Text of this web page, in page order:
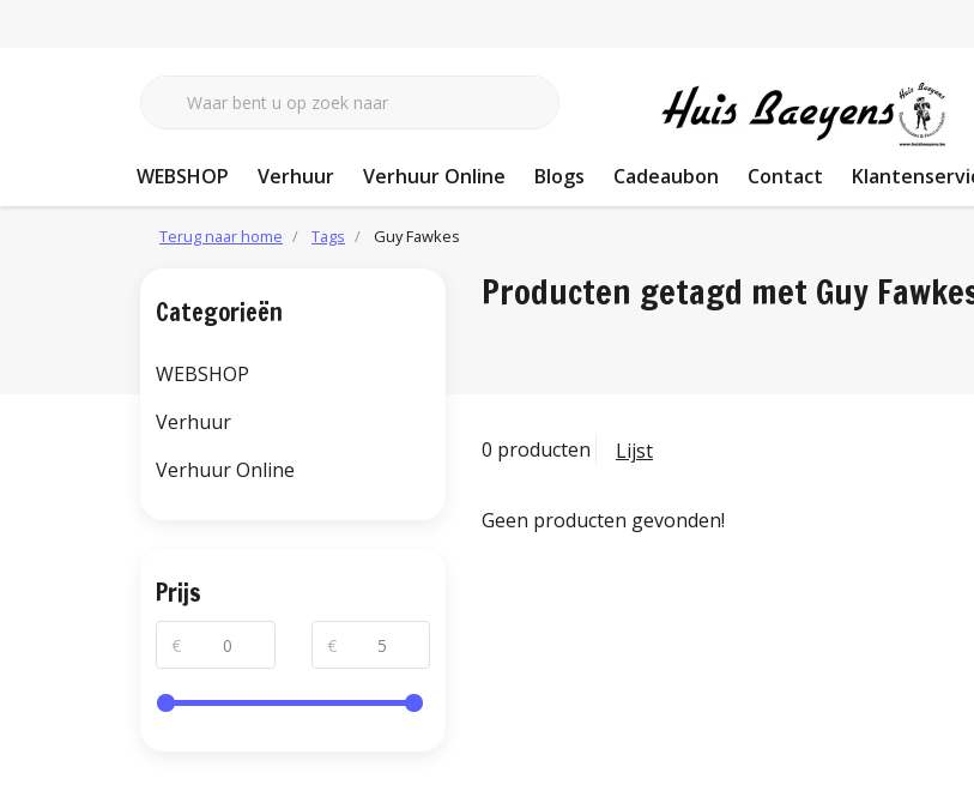
WEBSHOP Verhuur Verhuur Online Blogs Cadeaubon Contact
Terug naar home Tags Guy Fawkes
Producten getagd met Guy
0 producten Lijst
Geen producten gevonden!
Categorieën
WEBSHOP
Verhuur
Verhuur Online
Prijs
€ €